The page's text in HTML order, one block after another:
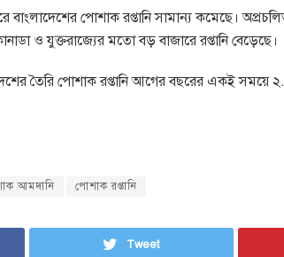
বাংলাদেশের পোশাক রপ্তানি সামান্য কমেছে।
ও যুক্তরাজ্যের মতো বড় বাজারে রপ্তানি বেড়েছে।
তৈরি পোশাক রপ্তানি আগের বছরের একই
আমদানি পোশাক রপ্তানি
Tweet